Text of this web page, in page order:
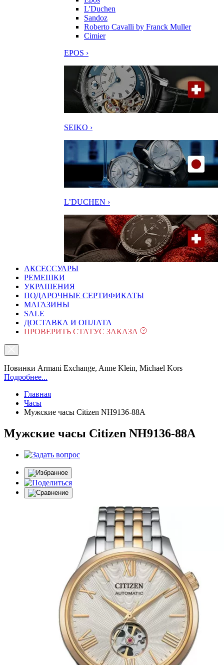
L'Duchen
Sandoz
Roberto Cavalli by Franck Muller
Cimier
EPOS ›
SEIKO ›
L’DUCHEN ›
АКСЕССУАРЫ
РЕМЕШКИ
УКРАШЕНИЯ
ПОДАРОЧНЫЕ СЕРТИФИКАТЫ
МАГАЗИНЫ
SALE
ДОСТАВКА И ОПЛАТА
ПРОВЕРИТЬ СТАТУС ЗАКАЗА
Новинки Armani Exchange, Anne Klein, Michael Kors
Подробнее...
Главная
Часы
Мужские часы Citizen NH9136-88A
Мужские часы Citizen NH9136-88A